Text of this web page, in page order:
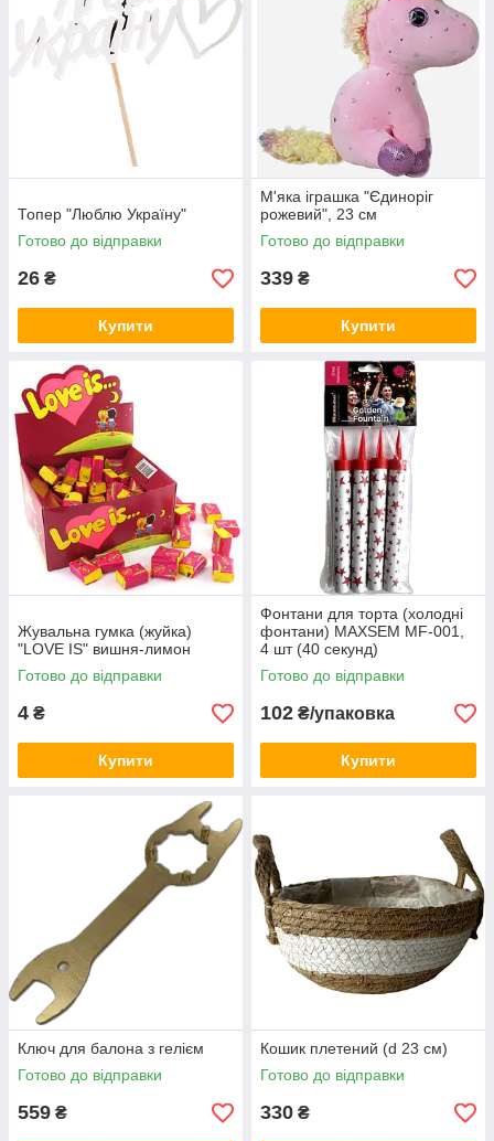
Топер "Люблю Україну"
Готово до відправки
26 ₴
Купити
М'яка іграшка "Єдиноріг
рожевий", 23 см
Готово до відправки
339 ₴
Купити
Жувальна гумка (жуйка)
"LOVE IS" вишня-лимон
Готово до відправки
4 ₴
Купити
Фонтани для торта (холодні
фонтани) MAXSEM MF-001,
4 шт (40 секунд)
Готово до відправки
102 ₴/упаковка
Купити
Ключ для балона з гелієм
Готово до відправки
559 ₴
Кошик плетений (d 23 см)
Готово до відправки
330 ₴